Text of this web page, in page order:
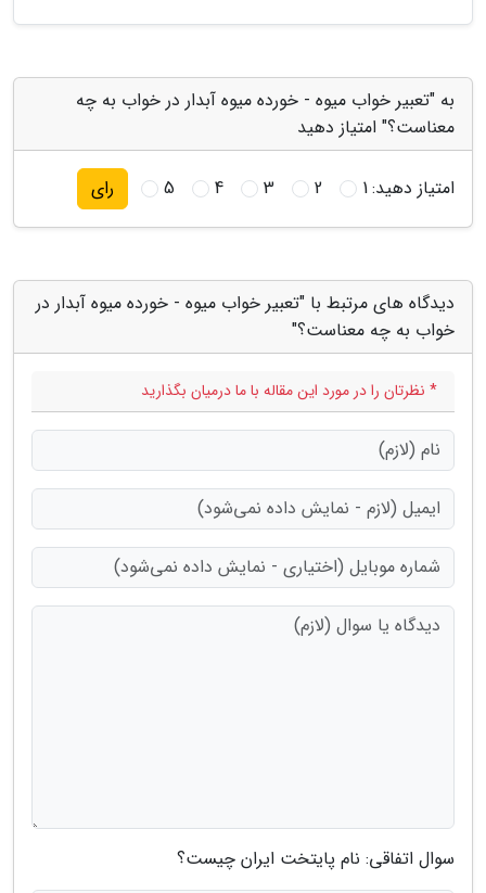
به "تعبیر خواب میوه - خورده میوه آبدار در خواب به چه
معناست؟" امتیاز دهید
امتیاز دهید:1
2
3
4
5 رای
دیدگاه های مرتبط با "تعبیر خواب میوه - خورده میوه آبدار در
خواب به چه معناست؟"
* نظرتان را در مورد این مقاله با ما درمیان بگذارید
سوال اتفاقی: نام پایتخت ایران چیست؟